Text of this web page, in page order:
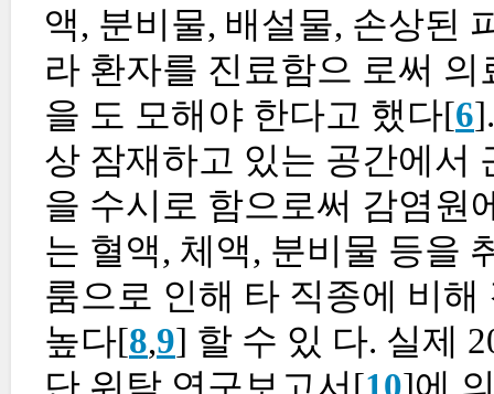
액, 분비물, 배설물, 손상된
라 환자를 진료함으 로써
을 도 모해야 한다고 했다[6
상 잠재하고 있는 공간에서
을 수시로 함으로써 감염원
는 혈액, 체액, 분비물 등을
룸으로 인해 타 직종에 비
높다[8,9] 할 수 있 다. 실제